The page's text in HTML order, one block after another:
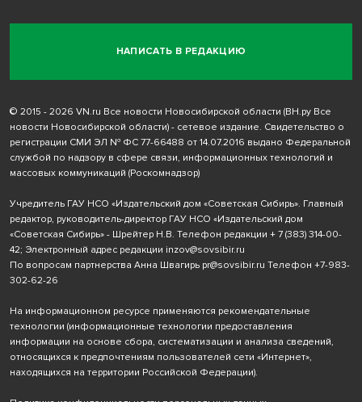
НАПИСАТЬ В РЕДАКЦИЮ
© 2015 - 2026 VN.ru Все новости Новосибирской области (ВН.ру Все
новости Новосибирской области) - сетевое издание. Свидетельство о
регистрации СМИ ЭЛ № ФС 77-66488 от 14.07.2016 выдано Федеральной
службой по надзору в сфере связи, информационных технологий и
массовых коммуникаций (Роскомнадзор)
Учредитель ГАУ НСО «Издательский дом «Советская Сибирь». Главный
редактор, руководитель-директор ГАУ НСО «Издательский дом
«Советская Сибирь» - Шрейтер Н.В. Телефон редакции + 7 (383) 314-00-
42; Электронный адрес редакции inzov@sovsibir.ru
По вопросам партнерства Анна Швагирь pr@sovsibir.ru Телефон +7-983-
302-62-26
На информационном ресурсе применяются рекомендательные
технологии (информационные технологии предоставления
информации на основе сбора, систематизации и анализа сведений,
относящихся к предпочтениям пользователей сети «Интернет»,
находящихся на территории Российской Федерации).